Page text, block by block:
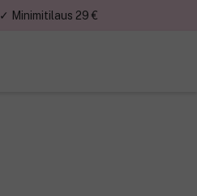
✓ Minimitilaus 29 €